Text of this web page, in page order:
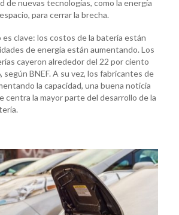
de nuevas tecnologías, como la energía
para cerrar la brecha.
es clave: los costos de la batería están
de energía están aumentando. Los
cayeron alrededor del 22 por ciento
BNEF. A su vez, los fabricantes de
la capacidad, una buena noticia
centra la mayor parte del desarrollo de la